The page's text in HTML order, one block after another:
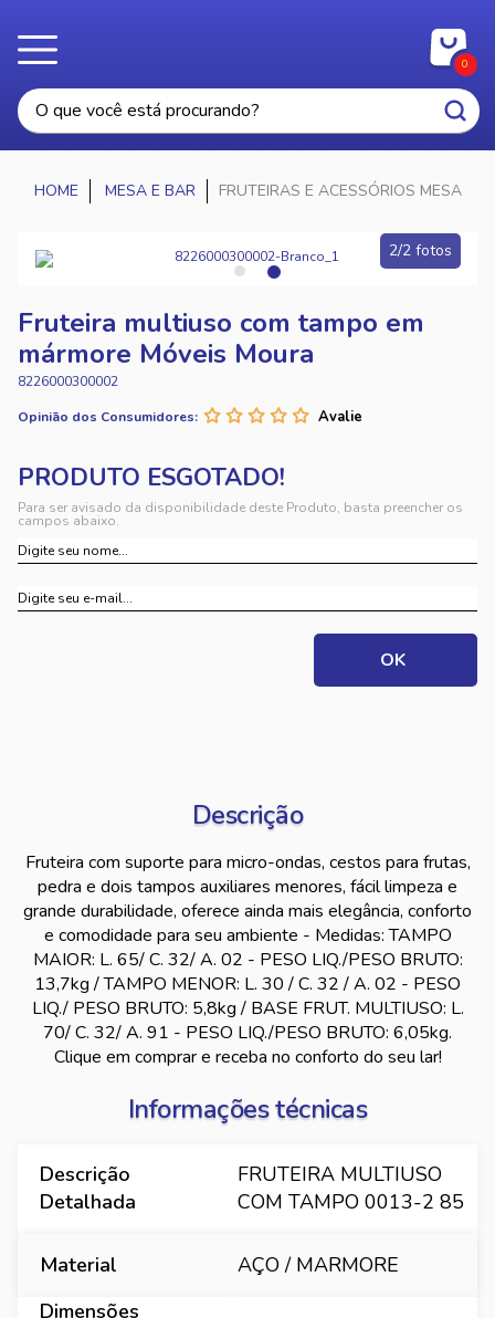
0
MESA E BAR FRUTEIRAS E ACESSÓRIOS MESA
2/2 fotos
Fruteira multiuso com tampo em
mármore Móveis Moura
8226000300002
Opinião dos Consumidores:
Para ser avisado da disponibilidade deste Produto, basta preencher os
campos abaixo.
Descrição
Fruteira com suporte para micro-ondas, cestos para frutas,
pedra e dois tampos auxiliares menores, fácil limpeza e
grande durabilidade, oferece ainda mais elegância, conforto
e comodidade para seu ambiente - Medidas: TAMPO
MAIOR: L. 65/ C. 32/ A. 02 - PESO LIQ./PESO BRUTO:
13,7kg / TAMPO MENOR: L. 30 / C. 32 / A. 02 - PESO
LIQ./ PESO BRUTO: 5,8kg / BASE FRUT. MULTIUSO: L.
70/ C. 32/ A. 91 - PESO LIQ./PESO BRUTO: 6,05kg.
Clique em comprar e receba no conforto do seu lar!
Informações técnicas
Descrição
Detalhada
FRUTEIRA MULTIUSO
COM TAMPO 0013-2 85
Material
AÇO / MARMORE
Dimensões